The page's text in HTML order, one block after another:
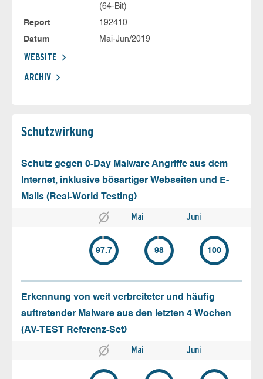
(64-Bit)
Report
192410
Datum
Mai-Jun/2019
WEBSITE
ARCHIV
Schutz­wirkung
Schutz gegen 0-Day Malware Angriffe aus dem
Internet, inklusive bösartiger Webseiten und E-
Mails (Real-World Testing)
Mai Juni
97.7 98 100
Erkennung von weit verbreiteter und häufig
auftretender Malware aus den letzten 4 Wochen
(AV-TEST Referenz-Set)
Mai Juni